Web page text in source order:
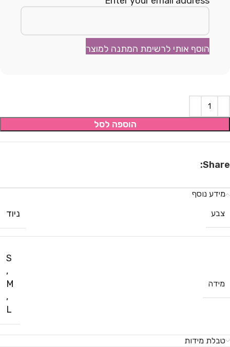
הוסף אותי לרשימת המתנה למוצר
הוספה לסל
Share:
מידע נוסף
צבע
ניוד
מידה
S
,
M
,
L
טבלת מידות